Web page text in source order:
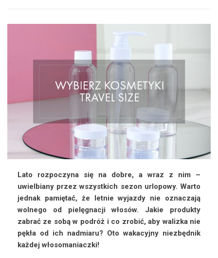
Lato rozpoczyna się na dobre, a wraz z nim –
uwielbiany przez wszystkich sezon urlopowy. Warto
jednak pamiętać, że letnie wyjazdy nie oznaczają
wolnego od pielęgnacji włosów. Jakie produkty
zabrać ze sobą w podróż i co zrobić, aby walizka nie
pękła od ich nadmiaru? Oto wakacyjny niezbędnik
każdej włosomaniaczki!